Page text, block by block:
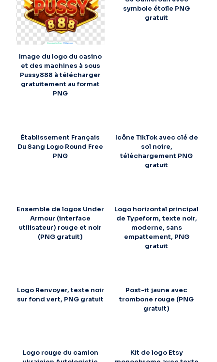
Image du logo du casino
et des machines à sous
Pussy888 à télécharger
gratuitement au format
PNG
symbole étoile PNG
gratuit
Établissement Français
Du Sang Logo Round Free
PNG
Icône TikTok avec clé de
sol noire,
téléchargement PNG
gratuit
Ensemble de logos Under
Armour (interface
utilisateur) rouge et noir
(PNG gratuit)
Logo horizontal principal
de Typeform, texte noir,
moderne, sans
empattement, PNG
gratuit
Logo Renvoyer, texte noir
sur fond vert, PNG gratuit
Post-it jaune avec
trombone rouge (PNG
gratuit)
Logo rouge du camion
Kit de logo Etsy